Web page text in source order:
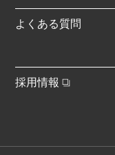
よくある質問
採用情報